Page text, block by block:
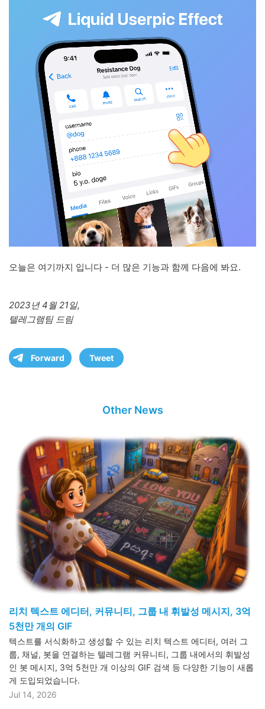
오늘은 여기까지 입니다 - 더 많은 기능과 함께 다음에 봐요.
2023년 4월 21일,
텔레그램팀 드림
Forward Tweet
Other News
리치 텍스트 에디터, 커뮤니티, 그룹 내 휘발성 메시지, 3억
5천만 개의 GIF
텍스트를 서식화하고 생성할 수 있는 리치 텍스트 에디터, 여러 그
룹, 채널, 봇을 연결하는 텔레그램 커뮤니티, 그룹 내에서의 휘발성
인 봇 메시지, 3억 5천만 개 이상의 GIF 검색 등 다양한 기능이 새롭
게 도입되었습니다.
Jul 14, 2026